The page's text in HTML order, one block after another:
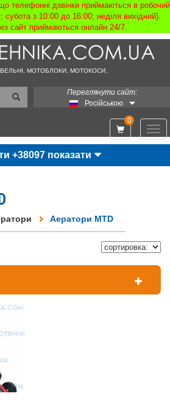
телефонні дзвінки приймаються в робочий
субота з 10:00 до 16:00; неділя вихідний).
сайт приймаються онлайн 24/7.
МОТОБЛОКИ, МОТОКОСИ,
Переглянути сайт:
Російською
0
+38097 показати
Аератори MTD